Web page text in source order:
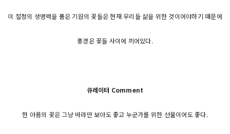
이 절정의 생명력을 품은 기원의 꽃들은 현재 우리들 삶을 위한 것이어야하기 때문에
풍경은 꽃들 사이에 끼어있다.
큐레이터 Comment
한 아름의 꽃은 그냥 바라만 보아도 좋고 누군가를 위한 선물이어도 좋다.